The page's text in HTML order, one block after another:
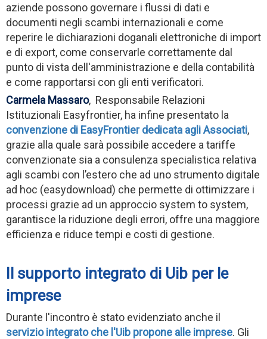
aziende possono governare i flussi di dati e
documenti negli scambi internazionali e come
reperire le dichiarazioni doganali elettroniche di import
e di export, come conservarle correttamente dal
punto di vista dell'amministrazione e della contabilità
e come rapportarsi con gli enti verificatori.
Carmela Massaro, Responsabile Relazioni
Istituzionali Easyfrontier, ha infine presentato la
convenzione di EasyFrontier dedicata agli Associati,
grazie alla quale sarà possibile accedere a tariffe
convenzionate sia a consulenza specialistica relativa
agli scambi con l’estero che ad uno strumento digitale
ad hoc (easydownload) che permette di ottimizzare i
processi grazie ad un approccio system to system,
garantisce la riduzione degli errori, offre una maggiore
efficienza e riduce tempi e costi di gestione.
Il supporto integrato di Uib per le
imprese
Durante l'incontro è stato evidenziato anche il
servizio integrato che l'Uib propone alle imprese. Gli